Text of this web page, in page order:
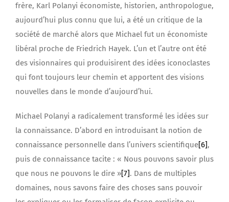
frère, Karl Polanyi économiste, historien, anthropologue,
aujourd’hui plus connu que lui, a été un critique de la
société de marché alors que Michael fut un économiste
libéral proche de Friedrich Hayek. L’un et l’autre ont été
des visionnaires qui produisirent des idées iconoclastes
qui font toujours leur chemin et apportent des visions
nouvelles dans le monde d’aujourd’hui.
Michael Polanyi a radicalement transformé les idées sur
la connaissance. D’abord en introduisant la notion de
connaissance personnelle dans l’univers scientifique[6],
puis de connaissance tacite : « Nous pouvons savoir plus
que nous ne pouvons le dire »[7]. Dans de multiples
domaines, nous savons faire des choses sans pouvoir